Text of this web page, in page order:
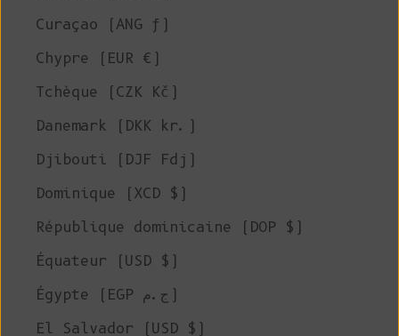
Curaçao (ANG ƒ)
Chypre (EUR €)
Tchèque (CZK Kč)
Danemark (DKK kr.)
Djibouti (DJF Fdj)
Dominique (XCD $)
République dominicaine (DOP $)
Équateur (USD $)
Égypte (EGP ج.م)
El Salvador (USD $)